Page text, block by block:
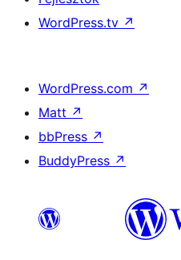
WordPress.tv ↗
WordPress.com ↗
Matt ↗
bbPress ↗
BuddyPress ↗